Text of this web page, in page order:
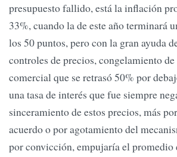
presupuesto fallido, está la inflación
33%, cuando la de este año terminará
los 50 puntos, pero con la gran ayuda
controles de precios, congelamiento
comercial que se retrasó 50% por
una tasa de interés que fue siempre
sinceramiento de estos precios, más
acuerdo o por agotamiento del
por convicción, empujaría el promedio